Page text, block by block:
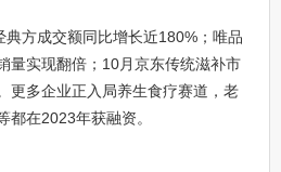
方成交额同比增长近180%；唯品
量实现翻倍；10月京东传统滋补市
更多企业正入局养生食疗赛道，老
都在2023年获融资。